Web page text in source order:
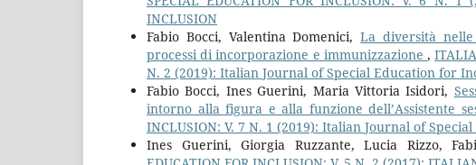
INCLUSION
Fabio Bocci, Valentina Domenici,La diversità
processi di incorporazione e immunizzazione,
N. 2 (2019): Italian Journal of Special Education for
Fabio Bocci, Ines Guerini, Maria Vittoria Isidori,
intorno alla figura e alla funzione dell’Assistente
INCLUSION: V. 7 N. 1 (2019): Italian Journal of
Ines Guerini, Giorgia Ruzzante, Lucia Rizzo,